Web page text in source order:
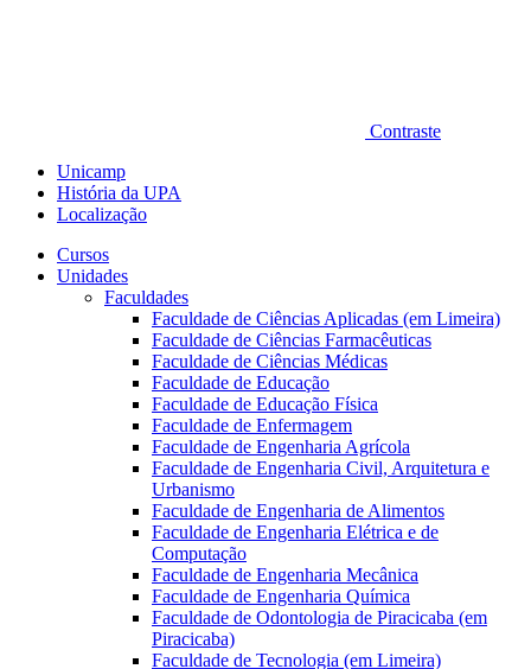
Contraste
Unicamp
História da UPA
Localização
Cursos
Unidades
Faculdades
Faculdade de Ciências Aplicadas (em Limeira)
Faculdade de Ciências Farmacêuticas
Faculdade de Ciências Médicas
Faculdade de Educação
Faculdade de Educação Física
Faculdade de Enfermagem
Faculdade de Engenharia Agrícola
Faculdade de Engenharia Civil, Arquitetura e
Urbanismo
Faculdade de Engenharia de Alimentos
Faculdade de Engenharia Elétrica e de
Computação
Faculdade de Engenharia Mecânica
Faculdade de Engenharia Química
Faculdade de Odontologia de Piracicaba (em
Piracicaba)
Faculdade de Tecnologia (em Limeira)